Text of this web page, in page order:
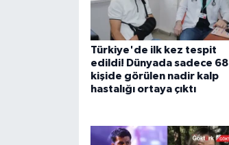
Türkiye'de ilk kez tespit
edildi! Dünyada sadece 68
kişide görülen nadir kalp
hastalığı ortaya çıktı